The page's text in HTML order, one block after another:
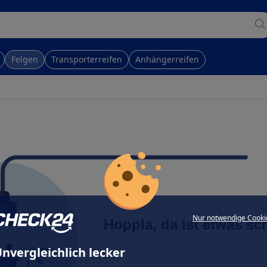
Nur notwendige
lecker
Felgen Transporterreifen Anhängerreifen
Hoppla, da ist etwas